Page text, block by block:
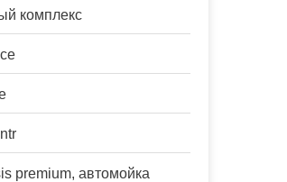
комплекс
premium, автомойка